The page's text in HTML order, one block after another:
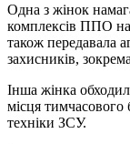
Одна з жінок
комплексів ППО на
також передавала
захисників,
Інша жінка
місця тимчасового
техніки ЗСУ.